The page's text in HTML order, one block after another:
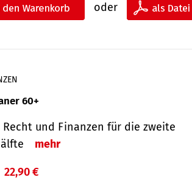
oder
60+
Recht und Finanzen für die zweite
mehr
22,90 €